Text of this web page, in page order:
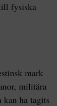
fysiska
mark
militära
kan ha tagits